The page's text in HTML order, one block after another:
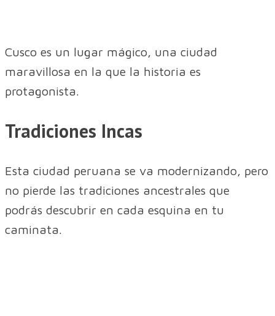
Cusco es un lugar mágico, una ciudad
maravillosa en la que la historia es
protagonista.
Tradiciones Incas
Esta ciudad peruana se va modernizando, pero
no pierde las tradiciones ancestrales que
podrás descubrir en cada esquina en tu
caminata.